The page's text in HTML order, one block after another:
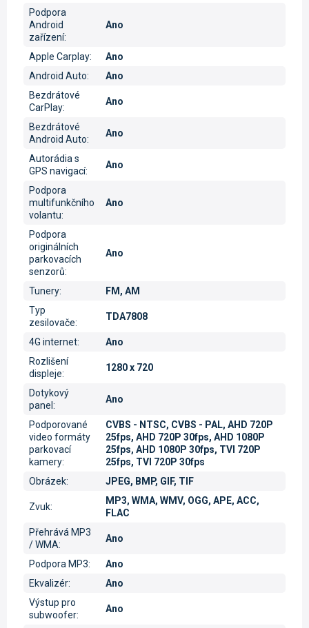
Podpora
Android
zařízení:
Ano
Apple Carplay:
Ano
Android Auto:
Ano
Bezdrátové
CarPlay:
Ano
Bezdrátové
Android Auto:
Ano
Autorádia s
GPS navigací:
Ano
Podpora
multifunkčního
volantu:
Ano
Podpora
originálních
parkovacích
senzorů:
Ano
Tunery:
FM, AM
Typ
zesilovače:
TDA7808
4G internet:
Ano
Rozlišení
displeje:
1280 x 720
Dotykový
panel :
Ano
Podporované
video formáty
parkovací
kamery:
CVBS - NTSC, CVBS - PAL, AHD 720P
25fps, AHD 720P 30fps, AHD 1080P
25fps, AHD 1080P 30fps, TVI 720P
25fps, TVI 720P 30fps
Obrázek: JPEG, BMP, GIF, TIF
Zvuk:
MP3, WMA, WMV, OGG, APE, ACC,
FLAC
Přehrává MP3
/ WMA:
Ano
Podpora MP3:
Ano
Ekvalizér:
Ano
Výstup pro
subwoofer:
Ano